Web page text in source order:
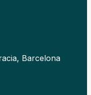
Barcelona